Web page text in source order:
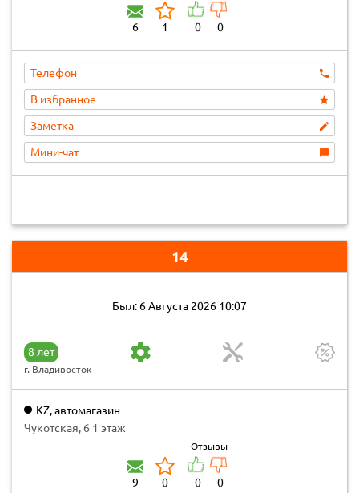
6 1 0 0
Телефон
В избранное
Заметка
Мини-чат
14
Был: 6 Августа 2026 10:07
8 лет
г. Владивосток
KZ, автомагазин
Чукотская, 6 1 этаж
9 0
Отзывы
0 0